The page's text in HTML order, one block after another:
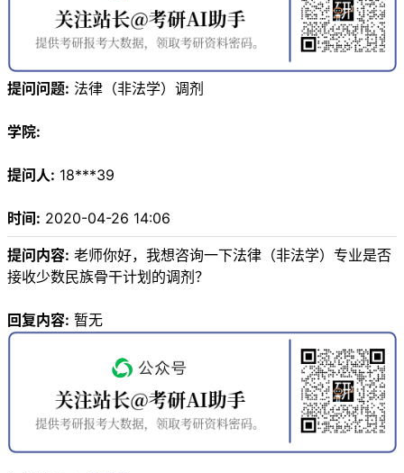
提问问题: 法律（非法学）调剂
学院:
提问人: 18***39
时间: 2020-04-26 14:06
提问内容: 老师你好，我想咨询一下法律（非法学）专业是否
接收少数民族骨干计划的调剂？
回复内容: 暂无